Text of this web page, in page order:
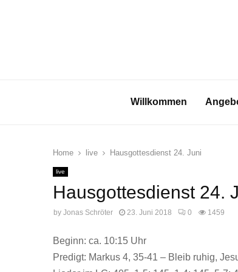
Willkommen
Home live Hausgottesdienst 24. Juni
live
Hausgottesdienst 24.
by Jonas Schröter 23. Juni 2018 0 1459
Beginn: ca. 10:15 Uhr
Predigt: Markus 4, 35-41 – Bleib ruhig,